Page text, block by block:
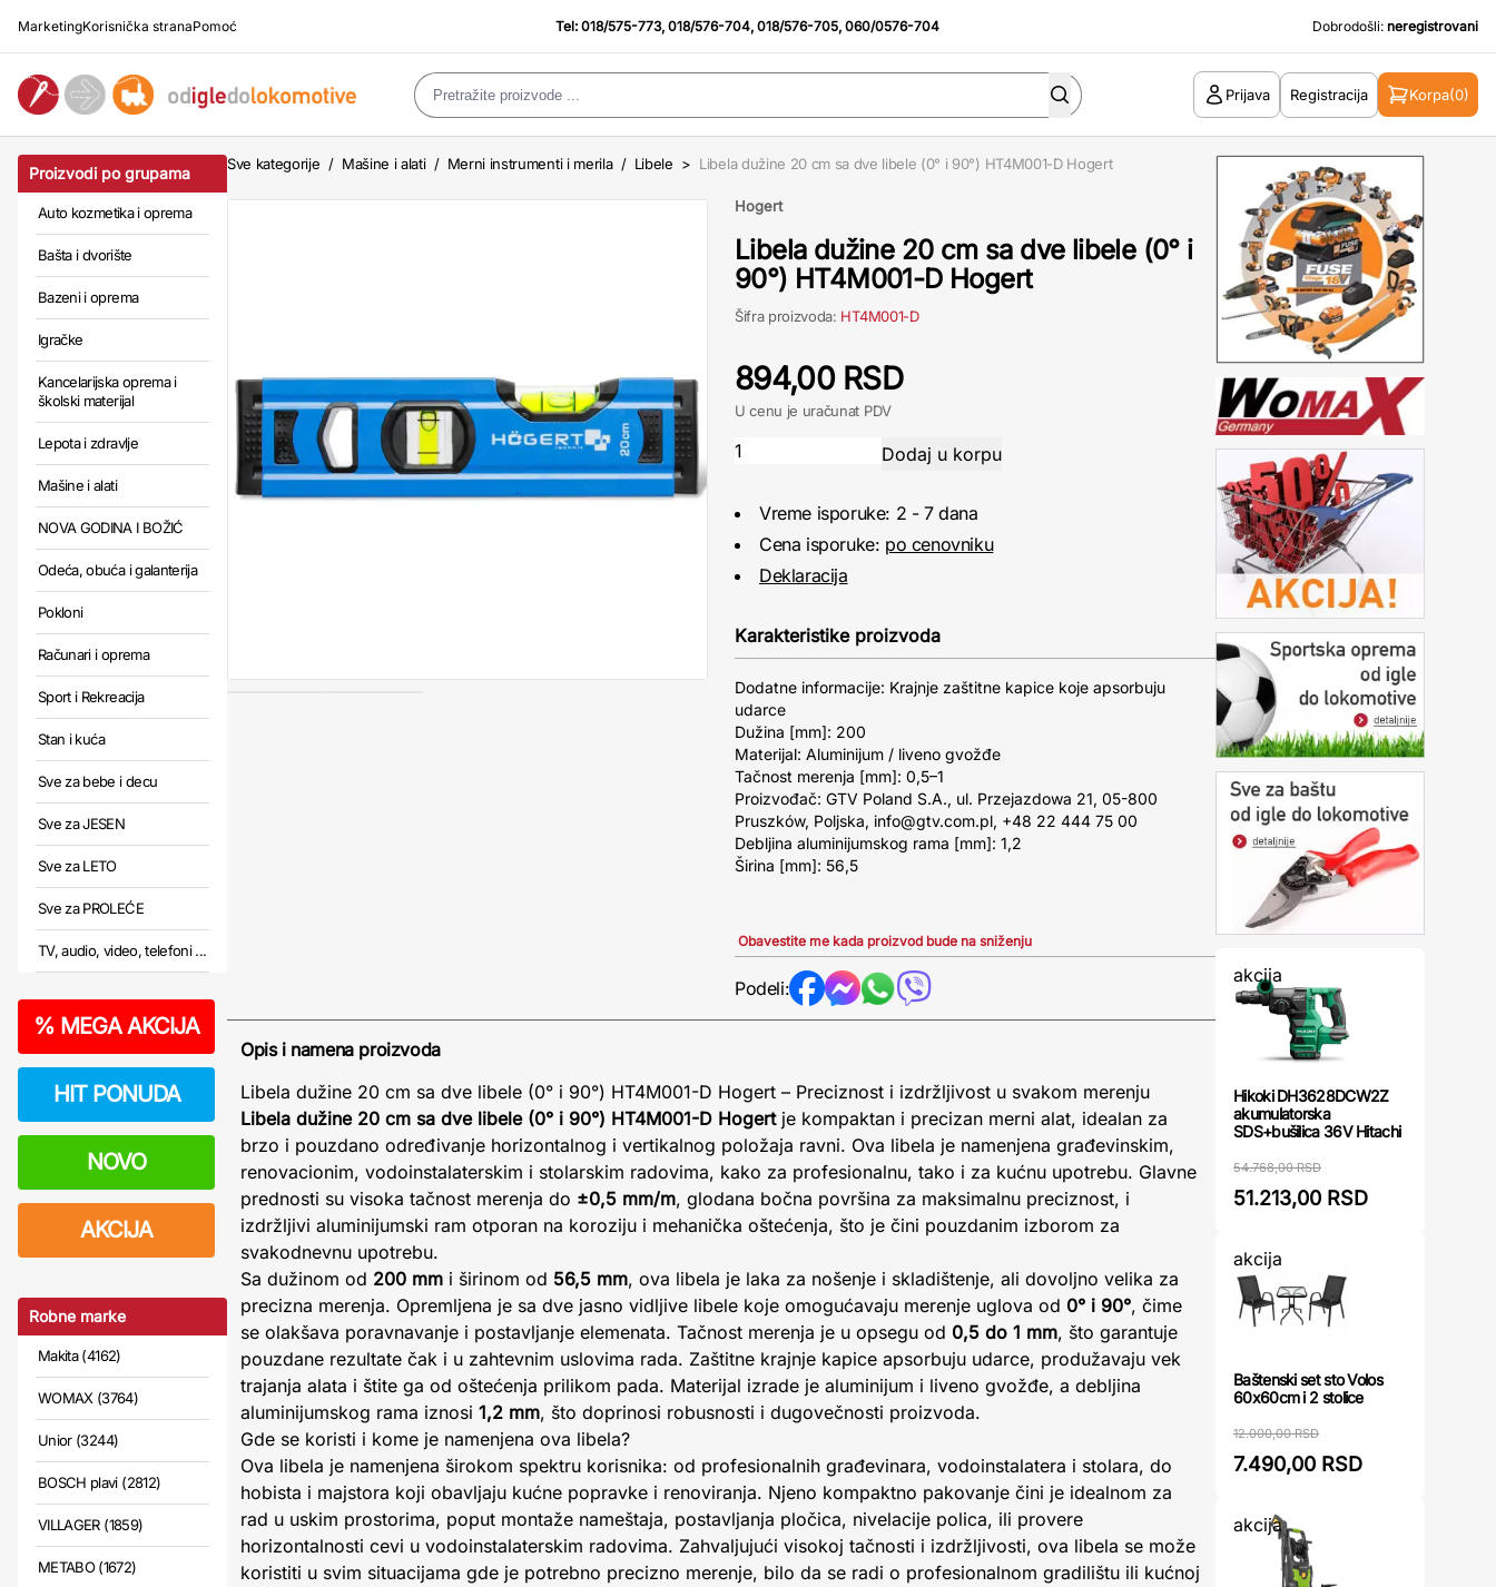
MarketingKorisnička stranaPomoć Tel:018/575-773,018/576-704,018/576-705,060/0576-704 Dobrodošli: neregistrovani
Prijava Registracija Korpa(0)
Proizvodi po grupama
Auto kozmetika i oprema
Bašta i dvorište
Bazeni i oprema
Igračke
Kancelarijska oprema i
školski materijal
Lepota i zdravlje
Mašine i alati
NOVA GODINA I BOŽIĆ
Odeća, obuća i galanterija
Pokloni
Računari i oprema
Sport i Rekreacija
Stan i kuća
Sve za bebe i decu
Sve za JESEN
Sve za LETO
Sve za PROLEĆE
TV, audio, video, telefoni ...
% MEGA AKCIJA
HIT PONUDA
NOVO
AKCIJA
Robne marke
Makita (4162)
WOMAX (3764)
Unior (3244)
BOSCH plavi (2812)
VILLAGER (1859)
METABO (1672)
Sve kategorije / Mašine i alati / Merni instrumenti i merila / Libele > Libela dužine 20 cm sa dve libele (0° i 90°) HT4M001-D Hogert
Hogert
Libela dužine 20 cm sa dve libele (0° i
90°) HT4M001-D Hogert
Šifra proizvoda: HT4M001-D
894,00 RSD
U cenu je uračunat PDV
Vreme isporuke: 2 - 7 dana
Cena isporuke: po cenovniku
Deklaracija
Karakteristike proizvoda
Dodatne informacije: Krajnje zaštitne kapice koje apsorbuju
udarce
Dužina [mm]: 200
Materijal: Aluminijum / liveno gvožđe
Tačnost merenja [mm]: 0,5–1
Proizvođač: GTV Poland S.A., ul. Przejazdowa 21, 05-800
Pruszków, Poljska, info@gtv.com.pl, +48 22 444 75 00
Debljina aluminijumskog rama [mm]: 1,2
Širina [mm]: 56,5
Obavestite me kada proizvod bude na sniženju
Podeli:
Opis i namena proizvoda
Libela dužine 20 cm sa dve libele (0° i 90°) HT4M001-D Hogert – Preciznost i izdržljivost u svakom merenju
Libela dužine 20 cm sa dve libele (0° i 90°) HT4M001-D Hogertje kompaktan i precizan merni alat, idealan za
brzo i pouzdano određivanje horizontalnog i vertikalnog položaja ravni. Ova libela je namenjena građevinskim,
renovacionim, vodoinstalaterskim i stolarskim radovima, kako za profesionalnu, tako i za kućnu upotrebu. Glavne
prednosti su visoka tačnost merenja do ±0,5 mm/m, glodana bočna površina za maksimalnu preciznost, i
izdržljivi aluminijumski ram otporan na koroziju i mehanička oštećenja, što je čini pouzdanim izborom za
svakodnevnu upotrebu.
Sa dužinom od 200 mm i širinom od 56,5 mm, ova libela je laka za nošenje i skladištenje, ali dovoljno velika za
precizna merenja. Opremljena je sa dve jasno vidljive libele koje omogućavaju merenje uglova od 0° i 90°, čime
se olakšava poravnavanje i postavljanje elemenata. Tačnost merenja je u opsegu od 0,5 do 1 mm, što garantuje
pouzdane rezultate čak i u zahtevnim uslovima rada. Zaštitne krajnje kapice apsorbuju udarce, produžavaju vek
trajanja alata i štite ga od oštećenja prilikom pada. Materijal izrade je aluminijum i liveno gvožđe, a debljina
aluminijumskog rama iznosi 1,2 mm, što doprinosi robusnosti i dugovečnosti proizvoda.
Gde se koristi i kome je namenjena ova libela?
Ova libela je namenjena širokom spektru korisnika: od profesionalnih građevinara, vodoinstalatera i stolara, do
hobista i majstora koji obavljaju kućne popravke i renoviranja. Njeno kompaktno pakovanje čini je idealnom za
rad u uskim prostorima, poput montaže nameštaja, postavljanja pločica, nivelacije polica, ili provere
horizontalnosti cevi u vodoinstalaterskim radovima. Zahvaljujući visokoj tačnosti i izdržljivosti, ova libela se može
koristiti u svim situacijama gde je potrebno precizno merenje, bilo da se radi o profesionalnom gradilištu ili kućnoj
akcija
Hikoki DH3628DCW2Z
akumulatorska
SDS+bušilica 36V Hitachi
54.768,00 RSD
51.213,00 RSD
akcija
Baštenski set sto Volos
60x60cm i 2 stolice
12.000,00 RSD
7.490,00 RSD
akcija